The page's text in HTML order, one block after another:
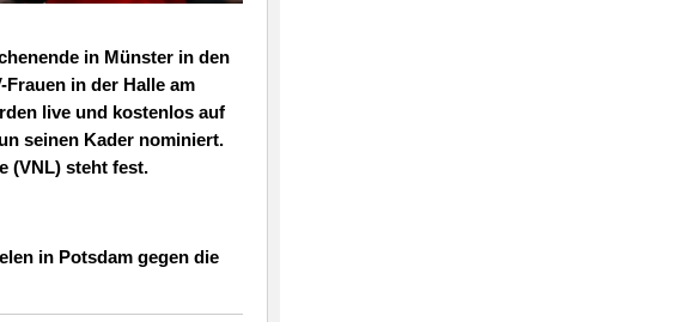
in Münster in den
Frauen in der Halle am
live und kostenlos auf
seinen Kader nominiert.
(VNL) steht fest.
in Potsdam gegen die